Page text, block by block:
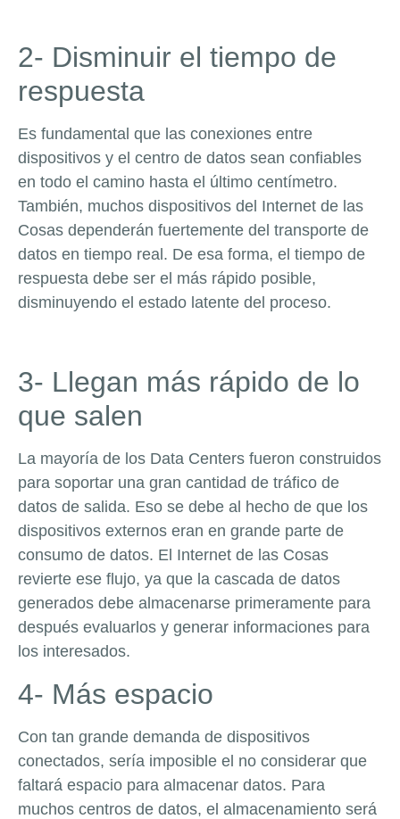
2- Disminuir el tiempo de
respuesta
Es fundamental que las conexiones entre
dispositivos y el centro de datos sean confiables
en todo el camino hasta el último centímetro.
También, muchos dispositivos del Internet de las
Cosas dependerán fuertemente del transporte de
datos en tiempo real. De esa forma, el tiempo de
respuesta debe ser el más rápido posible,
disminuyendo el estado latente del proceso.
3- Llegan más rápido de lo
que salen
La mayoría de los Data Centers fueron construidos
para soportar una gran cantidad de tráfico de
datos de salida. Eso se debe al hecho de que los
dispositivos externos eran en grande parte de
consumo de datos. El Internet de las Cosas
revierte ese flujo, ya que la cascada de datos
generados debe almacenarse primeramente para
después evaluarlos y generar informaciones para
los interesados.
4- Más espacio
Con tan grande demanda de dispositivos
conectados, sería imposible el no considerar que
faltará espacio para almacenar datos. Para
muchos centros de datos, el almacenamiento será